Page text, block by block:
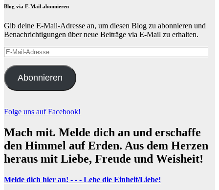
Blog via E-Mail abonnieren
Gib deine E-Mail-Adresse an, um diesen Blog zu abonnieren und
Benachrichtigungen über neue Beiträge via E-Mail zu erhalten.
E-
Mail-
Adresse
Abonnieren
Folge uns auf Facebook!
Mach mit. Melde dich an und erschaffe
den Himmel auf Erden. Aus dem Herzen
heraus mit Liebe, Freude und Weisheit!
Melde dich hier an! - - - Lebe die Einheit/Liebe!